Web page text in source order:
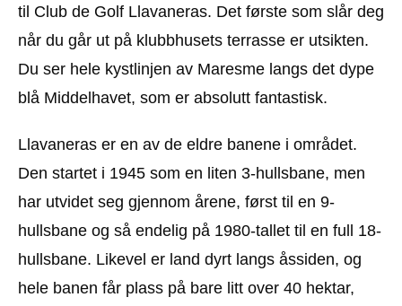
til Club de Golf Llavaneras. Det første som slår deg
når du går ut på klubbhusets terrasse er utsikten.
Du ser hele kystlinjen av Maresme langs det dype
blå Middelhavet, som er absolutt fantastisk.
Llavaneras er en av de eldre banene i området.
Den startet i 1945 som en liten 3-hullsbane, men
har utvidet seg gjennom årene, først til en 9-
hullsbane og så endelig på 1980-tallet til en full 18-
hullsbane. Likevel er land dyrt langs åssiden, og
hele banen får plass på bare litt over 40 hektar,